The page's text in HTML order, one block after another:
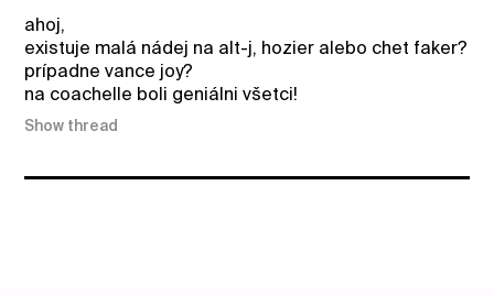
ahoj,
existuje malá nádej na alt-j, hozier alebo chet faker?
prípadne vance joy?
na coachelle boli geniálni všetci!
Show thread